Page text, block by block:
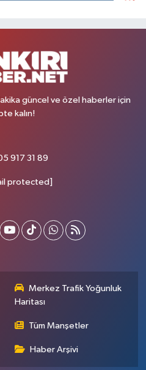
güncel ve özel haberler için
kalın!
917 31 89
protected]
Merkez Trafik Yoğunluk
Haritası
Tüm Manşetler
Haber Arşivi